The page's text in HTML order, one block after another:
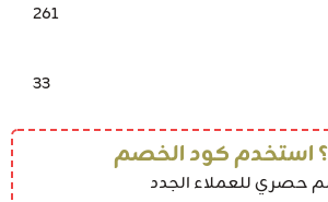
261
33
استخدم كود الخصم
للعملاء الجدد